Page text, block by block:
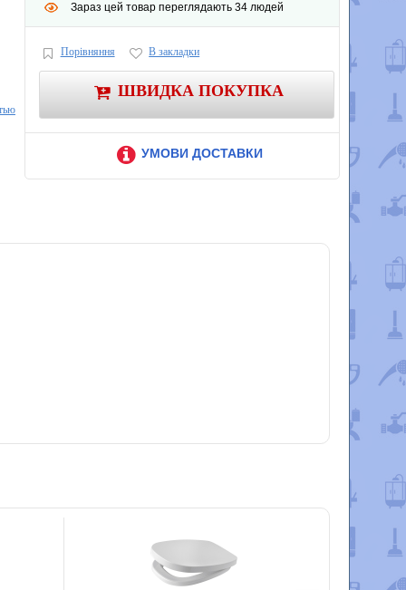
Зараз цей товар переглядають 34 людей
Порівняння В закладки
ШВИДКА ПОКУПКА
УМОВИ ДОСТАВКИ